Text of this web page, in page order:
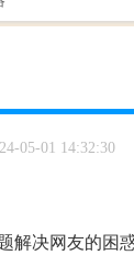
05-01 14:32:30
解决网友的困